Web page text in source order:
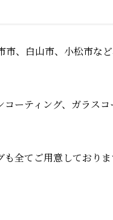
、白山市、小松市な
ーティング、ガラス
全てご用意しておりま